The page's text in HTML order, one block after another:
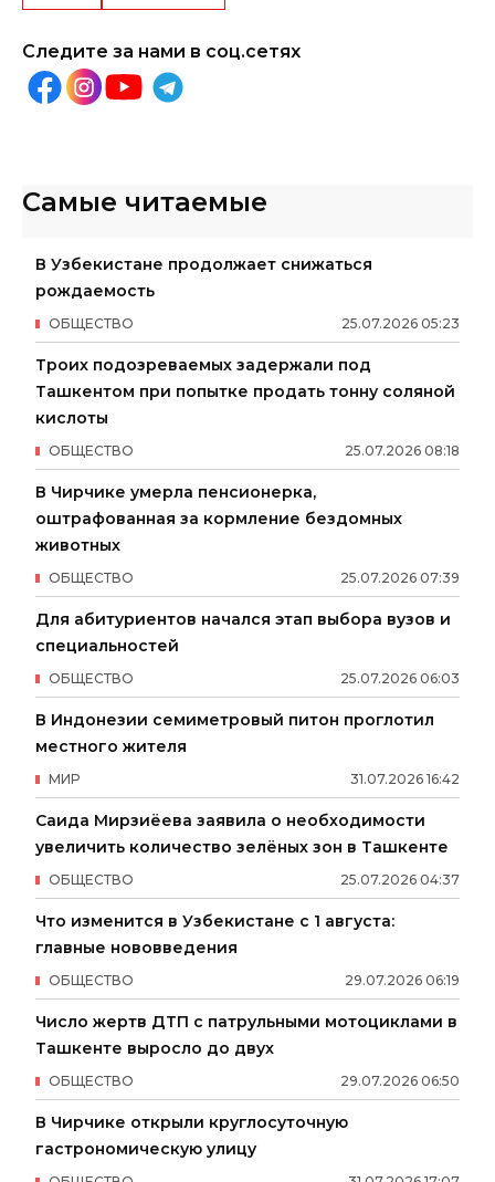
Следите за нами в соц.сетях
Самые читаемые
В Узбекистане продолжает снижаться
рождаемость
25.07.2026 05:23
ОБЩЕСТВО
Троих подозреваемых задержали под
Ташкентом при попытке продать тонну соляной
кислоты
25.07.2026 08:18
ОБЩЕСТВО
В Чирчике умерла пенсионерка,
оштрафованная за кормление бездомных
животных
25.07.2026 07:39
ОБЩЕСТВО
Для абитуриентов начался этап выбора вузов и
специальностей
25.07.2026 06:03
ОБЩЕСТВО
В Индонезии семиметровый питон проглотил
местного жителя
31.07.2026 16:42
МИР
Саида Мирзиёева заявила о необходимости
увеличить количество зелёных зон в Ташкенте
25.07.2026 04:37
ОБЩЕСТВО
Что изменится в Узбекистане с 1 августа:
главные нововведения
29.07.2026 06:19
ОБЩЕСТВО
Число жертв ДТП с патрульными мотоциклами в
Ташкенте выросло до двух
29.07.2026 06:50
ОБЩЕСТВО
В Чирчике открыли круглосуточную
гастрономическую улицу